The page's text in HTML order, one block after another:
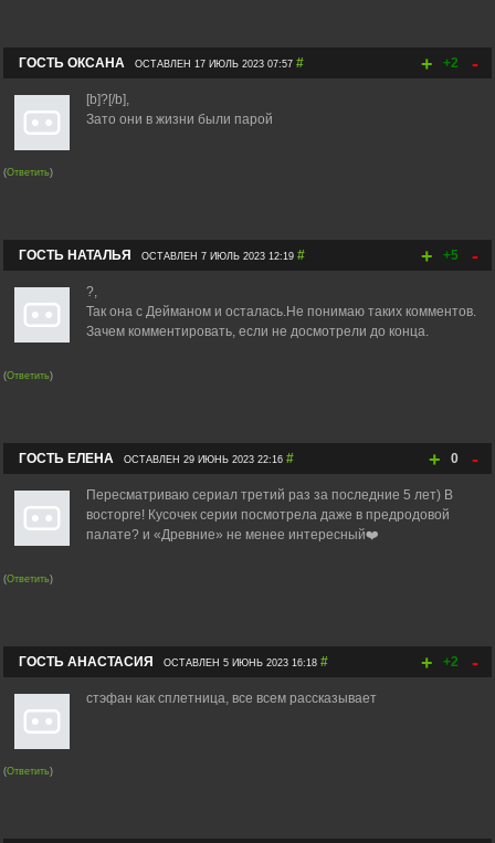
+ +2 -
ГОСТЬ ОКСАНА ОСТАВЛЕН 17 ИЮЛЬ 2023 07:57 #
[b]?[/b],
Зато они в жизни были парой
(Ответить)
+ +5 -
ГОСТЬ НАТАЛЬЯ ОСТАВЛЕН 7 ИЮЛЬ 2023 12:19 #
?,
Так она с Дейманом и осталась.Не понимаю таких комментов.
Зачем комментировать, если не досмотрели до конца.
(Ответить)
+ 0 -
ГОСТЬ ЕЛЕНА ОСТАВЛЕН 29 ИЮНЬ 2023 22:16 #
Пересматриваю сериал третий раз за последние 5 лет) В
восторге! Кусочек серии посмотрела даже в предродовой
палате? и «Древние» не менее интересный❤️
(Ответить)
+ +2 -
ГОСТЬ АНАСТАСИЯ ОСТАВЛЕН 5 ИЮНЬ 2023 16:18 #
стэфан как сплетница, все всем рассказывает
(Ответить)